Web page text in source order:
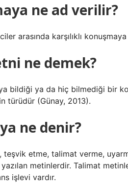
ne ad verilir?
arasında karşılıklı
ne demek?
bildiği ya da hiç bilmediği bir
türüdür (Günay, 2013).
ne denir?
etme, talimat verme,
metinlerdir. Talimat
işlevi vardır.